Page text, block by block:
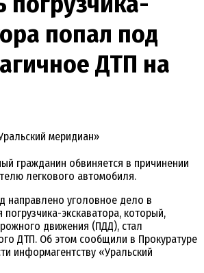
попал под
ДТП на
меридиан»
гражданин обвиняется в причинении
легкового автомобиля.
направлено уголовное дело в
экскаватора, который,
движения (ПДД), стал
ДТП. Об этом сообщили в Прокуратуре
информагентству «Уральский